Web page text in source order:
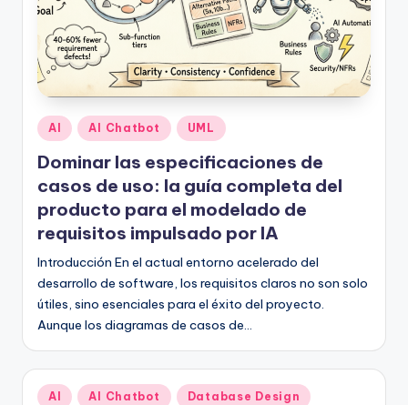
Publicado
en
AI AI Chatbot UML
Dominar las especificaciones de
casos de uso: la guía completa del
producto para el modelado de
requisitos impulsado por IA
Introducción En el actual entorno acelerado del
desarrollo de software, los requisitos claros no son solo
útiles, sino esenciales para el éxito del proyecto.
Aunque los diagramas de casos de…
Publicado
AI AI Chatbot Database Design